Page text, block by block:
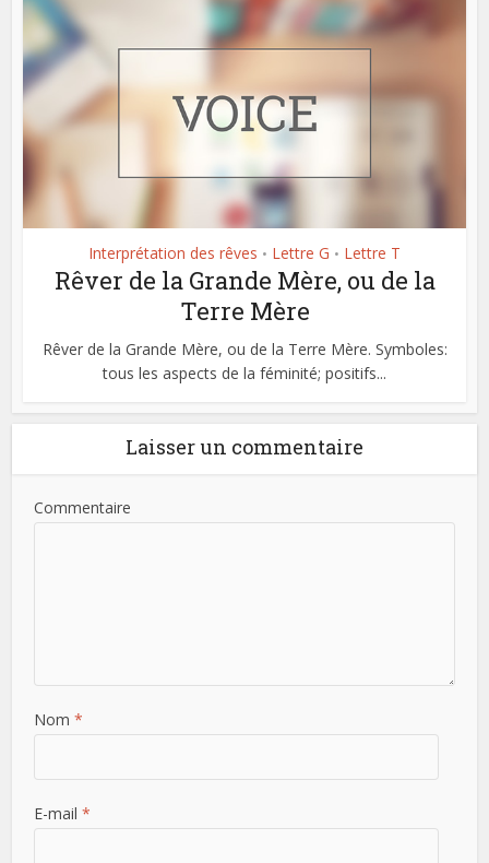
Interprétation des rêves • Lettre G • Lettre T
Rêver de la Grande Mère, ou de la
Terre Mère
Rêver de la Grande Mère, ou de la Terre Mère. Symboles:
tous les aspects de la féminité; positifs...
Laisser un commentaire
Commentaire
Nom*
E-mail*